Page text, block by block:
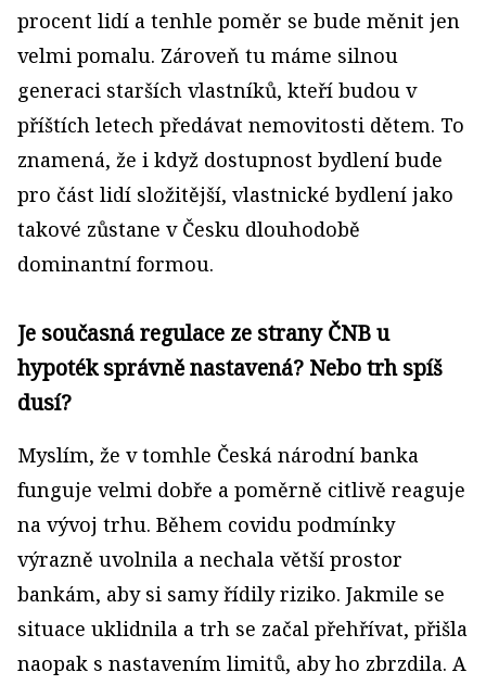
procent lidí a tenhle poměr se bude měnit jen
velmi pomalu. Zároveň tu máme silnou
generaci starších vlastníků, kteří budou v
příštích letech předávat nemovitosti dětem. To
znamená, že i když dostupnost bydlení bude
pro část lidí složitější, vlastnické bydlení jako
takové zůstane v Česku dlouhodobě
dominantní formou.
Je současná regulace ze strany ČNB u
hypoték správně nastavená? Nebo trh spíš
dusí?
Myslím, že v tomhle Česká národní banka
funguje velmi dobře a poměrně citlivě reaguje
na vývoj trhu. Během covidu podmínky
výrazně uvolnila a nechala větší prostor
bankám, aby si samy řídily riziko. Jakmile se
situace uklidnila a trh se začal přehřívat, přišla
naopak s nastavením limitů, aby ho zbrzdila. A